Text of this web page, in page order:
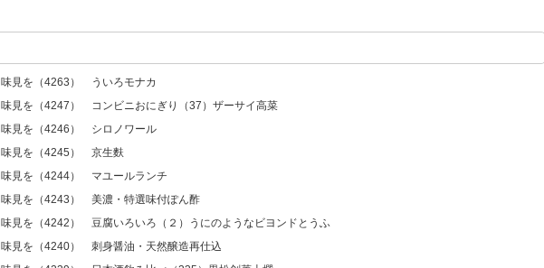
味見を（4263） ういろモナカ
味見を（4247） コンビニおにぎり（37）ザーサイ高菜
味見を（4246） シロノワール
味見を（4245） 京生麩
味見を（4244） マユールランチ
味見を（4243） 美濃・特選味付ぽん酢
味見を（4242） 豆腐いろいろ（２）うにのようなビヨンドとうふ
味見を（4240） 刺身醤油・天然醸造再仕込